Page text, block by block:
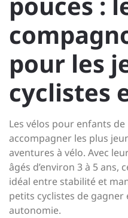
pour les
cyclistes
Les vélos pour enfants
accompagner les plus
aventures à vélo. Avec
âgés d’environ 3 à 5
idéal entre stabilité et
petits cyclistes de gagner
autonomie.